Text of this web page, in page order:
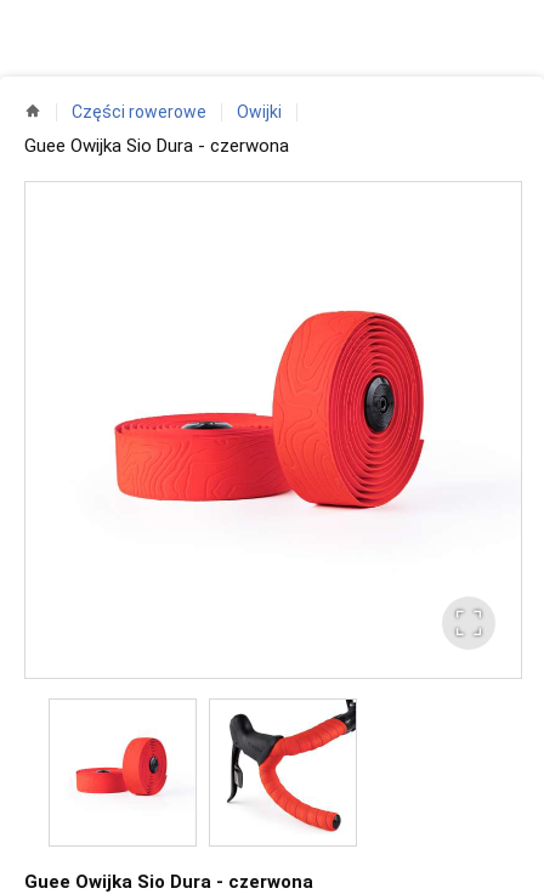
Części rowerowe Owijki
Guee Owijka Sio Dura - czerwona
Guee Owijka Sio Dura - czerwona